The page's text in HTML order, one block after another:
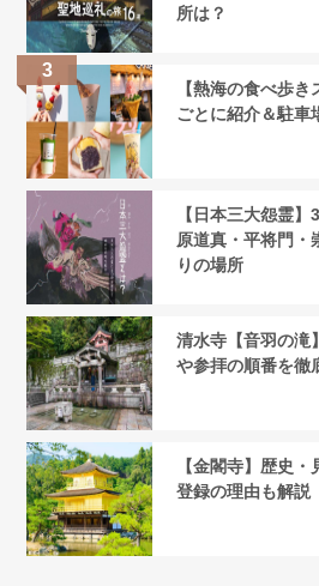
所は？
【熱海の食べ歩
ごとに紹介＆駐車
【日本三大怨霊
原道真・平将門・
りの場所
清水寺【音羽の滝
や参拝の順番を徹
【金閣寺】歴史
登録の理由も解説